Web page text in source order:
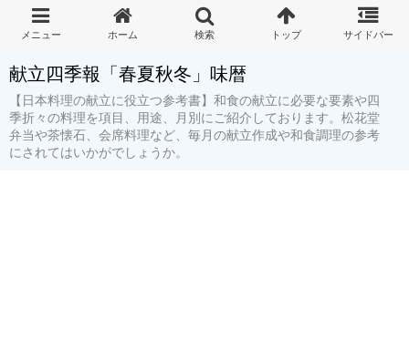
献立四季報「春夏秋冬」味暦
【日本料理の献立に役立つ参考書】和食の献立に必要な要素や四
季折々の料理を項目、用途、月別にご紹介しております。松花堂
弁当や茶懐石、会席料理など、毎月の献立作成や和食調理の参考
にされてはいかがでしょうか。